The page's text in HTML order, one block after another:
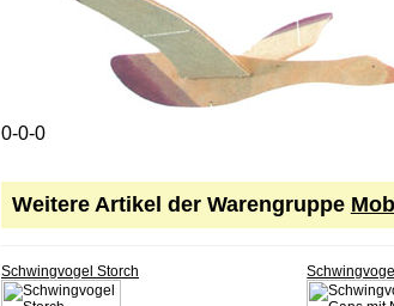
0-0-0
Weitere Artikel der Warengruppe
Schwingvogel Storch